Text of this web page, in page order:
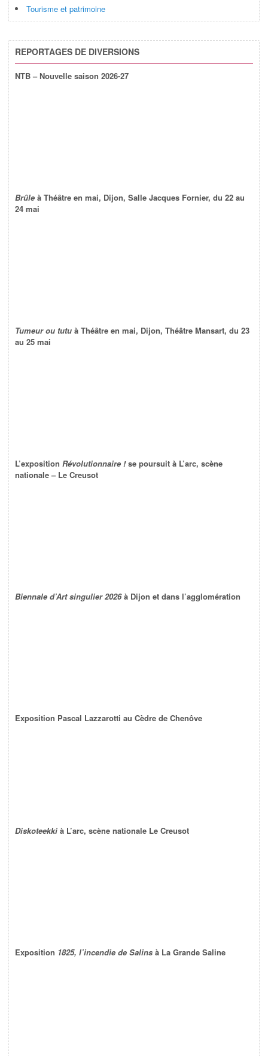
Tourisme et patrimoine
REPORTAGES DE DIVERSIONS
NTB – Nouvelle saison 2026-27
Brûle à Théâtre en mai, Dijon, Salle Jacques Fornier, du 22 au
24 mai
Tumeur ou tutu à Théâtre en mai, Dijon, Théâtre Mansart, du 23
au 25 mai
L’exposition Révolutionnaire !se poursuit à L’arc, scène
nationale – Le Creusot
Biennale d’Art singulier 2026à Dijon et dans l’agglomération
Exposition Pascal Lazzarotti au Cèdre de Chenôve
Diskoteekki à L’arc, scène nationale Le Creusot
Exposition 1825, l’incendie de Salins à La Grande Saline